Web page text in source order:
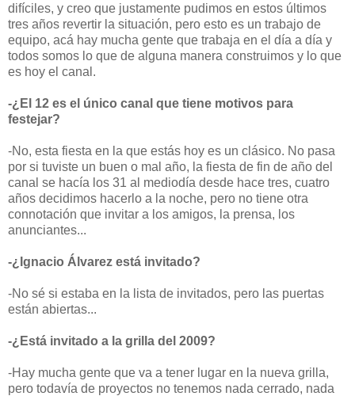
difíciles, y creo que justamente pudimos en estos últimos
tres años revertir la situación, pero esto es un trabajo de
equipo, acá hay mucha gente que trabaja en el día a día y
todos somos lo que de alguna manera construimos y lo que
es hoy el canal.
-¿El 12 es el único canal que tiene motivos para
festejar?
-No, esta fiesta en la que estás hoy es un clásico. No pasa
por si tuviste un buen o mal año, la fiesta de fin de año del
canal se hacía los 31 al mediodía desde hace tres, cuatro
años decidimos hacerlo a la noche, pero no tiene otra
connotación que invitar a los amigos, la prensa, los
anunciantes...
-¿Ignacio Álvarez está invitado?
-No sé si estaba en la lista de invitados, pero las puertas
están abiertas...
-¿Está invitado a la grilla del 2009?
-Hay mucha gente que va a tener lugar en la nueva grilla,
pero todavía de proyectos no tenemos nada cerrado, nada